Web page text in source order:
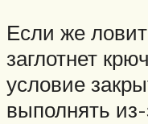
Если же
заглотнет
условие
выполнять